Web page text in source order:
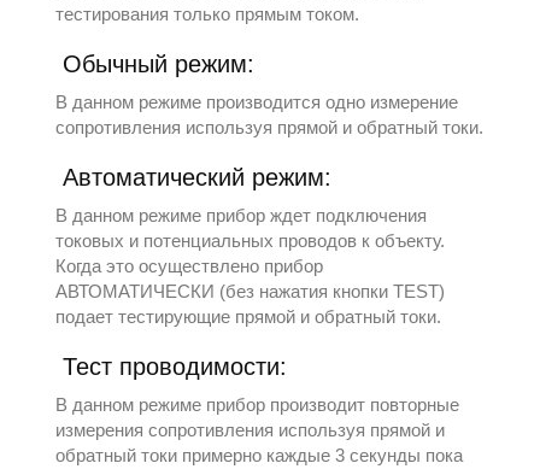
тестирования только прямым током.
Обычный режим:
В данном режиме производится одно измерение
сопротивления используя прямой и обратный токи.
Автоматический режим:
В данном режиме прибор ждет подключения
токовых и потенциальных проводов к объекту.
Когда это осуществлено прибор
АВТОМАТИЧЕСКИ (без нажатия кнопки TEST)
подает тестирующие прямой и обратный токи.
Тест проводимости:
В данном режиме прибор производит повторные
измерения сопротивления используя прямой и
обратный токи примерно каждые 3 секунды пока